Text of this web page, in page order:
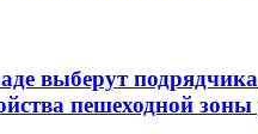
выберут
пешеходной